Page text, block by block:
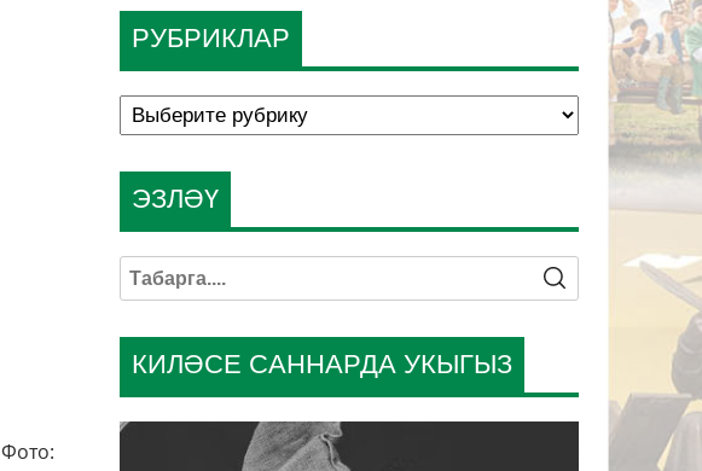
Фото:
РУБРИКЛАР
КИЛӘСЕ САННАРДА УКЫГЫЗ
ЭЗЛӘҮ